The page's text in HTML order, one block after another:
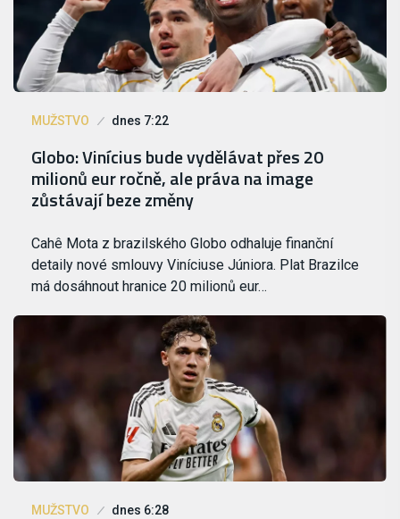
MUŽSTVO dnes 7:22
Globo: Vinícius bude vydělávat přes 20
milionů eur ročně, ale práva na image
zůstávají beze změny
Cahê Mota z brazilského Globo odhaluje finanční
detaily nové smlouvy Viníciuse Júniora. Plat Brazilce
má dosáhnout hranice 20 milionů eur…
MUŽSTVO dnes 6:28